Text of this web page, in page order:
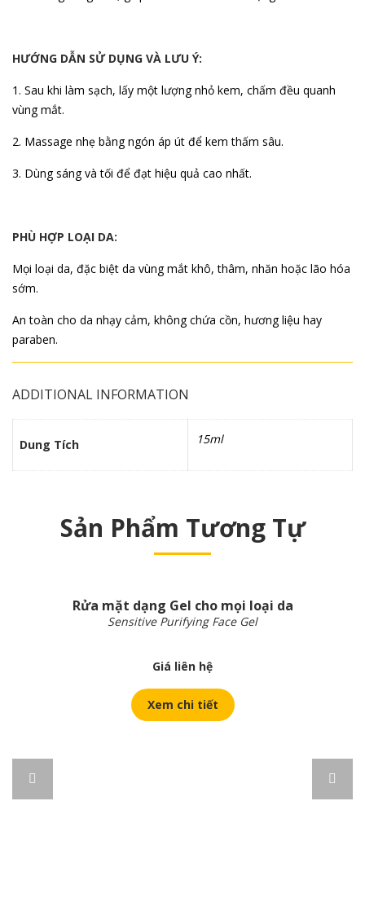
HƯỚNG DẪN SỬ DỤNG VÀ LƯU Ý:
1. Sau khi làm sạch, lấy một lượng nhỏ kem, chấm đều quanh
vùng mắt.
2. Massage nhẹ bằng ngón áp út để kem thấm sâu.
3. Dùng sáng và tối để đạt hiệu quả cao nhất.
PHÙ HỢP LOẠI DA:
Mọi loại da, đặc biệt da vùng mắt khô, thâm, nhăn hoặc lão hóa
sớm.
An toàn cho da nhạy cảm, không chứa cồn, hương liệu hay
paraben.
ADDITIONAL INFORMATION
Dung Tích 15ml
Sản Phẩm Tương Tự
Rửa mặt dạng Gel cho mọi loại da
Sensitive Purifying Face Gel
Giá liên hệ
Xem chi tiết